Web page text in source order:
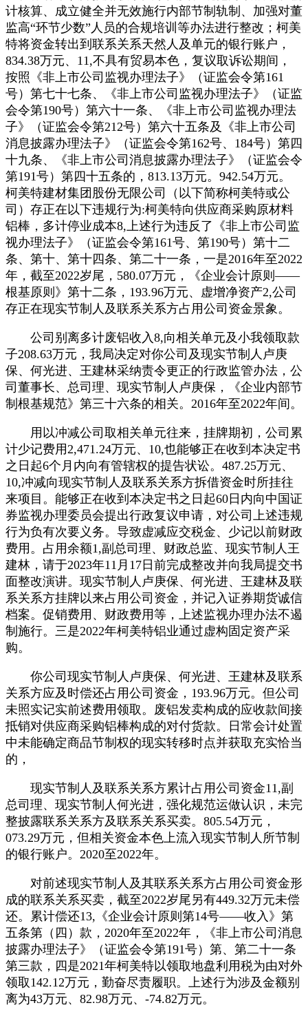
计核算、成立健全并无效施行内部节制轨制、加强对董
监高“环节少数”人员的合规培训等办法进行整改；柯美
特将资金转出到联系关系天然人及单元的银行账户，
834.38万元、11,不具有贸易本色，复议取诉讼期间，
按照《非上市公司监视办理法子》（证监会令第161
号）第七十七条、《非上市公司监视办理法子》（证监
会令第190号）第六十一条、《非上市公司监视办理法
子》（证监会令第212号）第六十五条及《非上市公司
消息披露办理法子》（证监会令第162号、184号）第四
十九条、《非上市公司消息披露办理法子》（证监会令
第191号）第四十五条的，813.13万元。942.54万元。
柯美特建材集团股份无限公司（以下简称柯美特或公
司）存正在以下违规行为:柯美特向供应商采购原材料
铝棒，多计停业成本8,上述行为违反了《非上市公司监
视办理法子》（证监会令第161号、第190号）第十二
条、第十、第十四条、第二十一条，一是2016年至2022
年，截至2022岁尾，580.07万元，《企业会计原则——
根基原则》第十二条，193.96万元、虚增净资产2,公司
存正在现实节制人及联系关系方占用公司资金景象。
公司别离多计废铝收入8,向相关单元及小我领取款
子208.63万元，我局决定对你公司及现实节制人卢庚
保、何光进、王建林采纳责令更正的行政监管办法，公
司董事长、总司理、现实节制人卢庚保，《企业内部节
制根基规范》第三十六条的相关。2016年至2022年间。
用以冲减公司取相关单元往来，挂牌期初，公司累
计少记费用2,471.24万元、10,也能够正在收到本决定书
之日起6个月内向有管辖权的提告状讼。487.25万元、
10,冲减向现实节制人及联系关系方拆借资金时所挂往
来项目。能够正在收到本决定书之日起60日内向中国证
券监视办理委员会提出行政复议申请，对公司上述违规
行为负有次要义务。导致虚减应交税金、少记以前财政
费用。占用余额1,副总司理、财政总监、现实节制人王
建林，请于2023年11月17日前完成整改并向我局提交书
面整改演讲。现实节制人卢庚保、何光进、王建林及联
系关系方挂牌以来占用公司资金，并记入证券期货诚信
档案。促销费用、财政费用等，上述监视办理办法不遏
制施行。三是2022年柯美特铝业通过虚构固定资产采
购。
你公司现实节制人卢庚保、何光进、王建林及联系
关系方应及时偿还占用公司资金，193.96万元。但公司
未照实记实前述费用领取。废铝发卖构成的应收款间接
抵销对供应商采购铝棒构成的对付货款。日常会计处置
中未能确定商品节制权的现实转移时点并获取充实恰当
的，
现实节制人及联系关系方累计占用公司资金11,副
总司理、现实节制人何光进，强化规范运做认识，未完
整披露联系关系方及联系关系买卖。805.54万元，
073.29万元，但相关资金本色上流入现实节制人所节制
的银行账户。2020至2022年。
对前述现实节制人及其联系关系方占用公司资金形
成的联系关系买卖，截至2022岁尾另有449.32万元未偿
还。累计偿还13,《企业会计原则第14号——收入》第
五条第（四）款，2020年至2022年，《非上市公司消息
披露办理法子》（证监会令第191号）第、第二十一条
第三款，四是2021年柯美特以领取地盘利用税为由对外
领取142.12万元，勤奋尽责履职。上述行为涉及金额别
离为43万元、82.98万元、-74.82万元。